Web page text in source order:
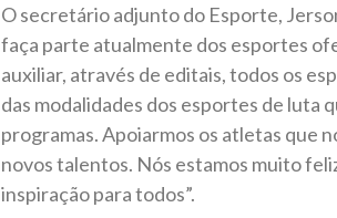
O secretário adjunto do Esporte,
faça parte atualmente dos esportes
auxiliar, através de editais, todos os
das modalidades dos esportes de luta
programas. Apoiarmos os atletas que
novos talentos. Nós estamos muito
inspiração para todos”.